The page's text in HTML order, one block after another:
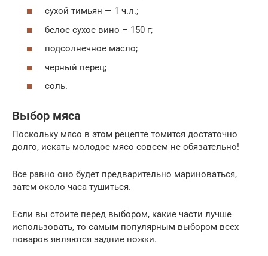
сухой тимьян — 1 ч.л.;
белое сухое вино – 150 г;
подсолнечное масло;
черный перец;
соль.
Выбор мяса
Поскольку мясо в этом рецепте томится достаточно
долго, искать молодое мясо совсем не обязательно!
Все равно оно будет предварительно мариноваться,
затем около часа тушиться.
Если вы стоите перед выбором, какие части лучше
использовать, то самым популярным выбором всех
поваров являются задние ножки.